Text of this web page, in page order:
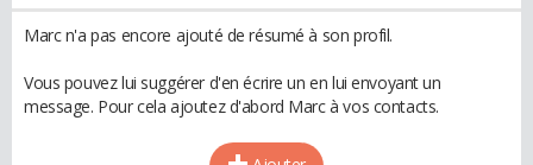
Marc n'a pas encore ajouté de résumé à son profil.
Vous pouvez lui suggérer d'en écrire un en lui envoyant un
message. Pour cela ajoutez d'abord Marc à vos contacts.